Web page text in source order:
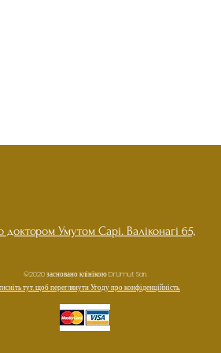
Умутом Сарі. Валіконагі 65,
©2020 засновано клінікою Dr.Umut Sarı.
тут, щоб переглянути Угоду про конфіденційність.